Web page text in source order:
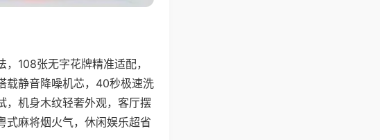
108张无字花牌精准适配，
载静音降噪机芯，40秒极速洗
，机身木纹轻奢外观，客厅摆
式麻将烟火气，休闲娱乐超省